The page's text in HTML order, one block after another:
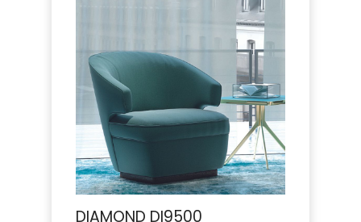
DIAMOND DI9500